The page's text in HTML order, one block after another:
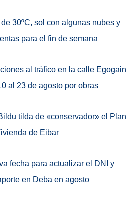
de 30ºC, sol con algunas nubes y
para el fin de semana
al tráfico en la calle Egogain
al 23 de agosto por obras
tilda de «conservador» el Plan
de Eibar
fecha para actualizar el DNI y
en Deba en agosto